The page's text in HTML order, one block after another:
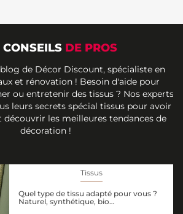
CONSEILS DE PROS
de Décor Discount, spécialiste en
et rénovation ! Besoin d'aide pour
ou entretenir des tissus ? Nos experts
leurs secrets spécial tissus pour avoir
découvrir les meilleures tendances de
décoration !
Tissus
Quel type de tissu adapté pour vous ?
Naturel, synthétique, bio…